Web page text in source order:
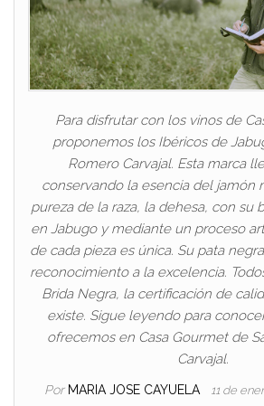
Para disfrutar con los vinos de
proponemos los Ibéricos de
Romero Carvajal. Esta marca
conservando la esencia del jamón
pureza de la raza, la dehesa, con su
en Jabugo y mediante un proceso
de cada pieza es única. Su pata
reconocimiento a la excelencia.
Brida Negra, la certificación de
existe. Sigue leyendo para
ofrecemos en Casa Gourmet de
Carvajal.
Por MARIA JOSE CAYUELA 11 de